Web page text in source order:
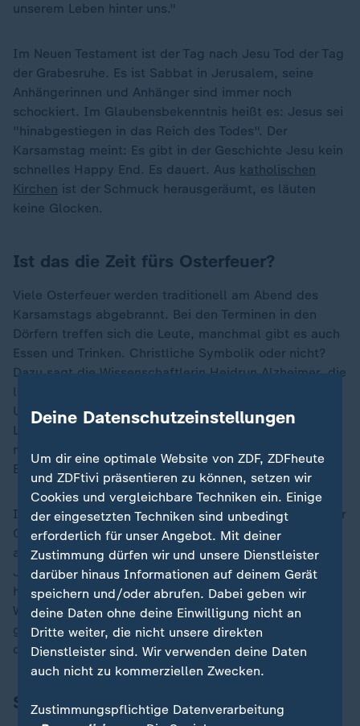
unserem Leben hinter uns."
Im Neuen Testament ist der Tag nach Jesu Tod der Tag
der Grabesruhe. Es ist Sabbat in Jerusalem, seine
Anhängerinnen und Anhänger sind immer noch
schockiert. Im Glaubensbekenntnis heißt es: Jesus sei
"hinabgestiegen in das Reich des Todes". Der
Karsamstag meint: Es gibt in der Geschichte Jesu kein
schnelles Happy End. Es dauert. Aus katholischen
Kirchen ist der Schmuck herausgeräumt, es läuten
keine Glocken.
Ist das die Zeit fürs Osterfeuer?
Viele Osterfeuer werden traditionell am Abend des
Karsamstags abgebrannt. Bei den Terminen in den
Dörfern treffen sich die Leute, manchmal gibt es auch
Essen und Trinken. Christliche Symbolik oder nicht?
Dazu sagt die Wissenschaftlerin Heidrun Alzheimer, die
lange den Lehrstuhl für Europäische Ethnologie an der
Uni Bamberg innehatte: "Licht, Kerzen, Fackeln,
Laternen, Feuerwerk und Feuer spielen als Elemente
mit archaischem Reiz bis heute in zahlreichen
Bräuchen eine zentrale Rolle."
In vielen katholischen Gemeinden werde zu Beginn der
Osternachtfeier vor der Kirche das Osterfeuer
angezündet. "Vermutlich haben Missionare im achten
Jahrhundert mit dem gesegneten Osterfeuer die
heidnischen Frühlingsfeuer zu Ehren Wotans ersetzt.
Wenngleich das Osterfeuer also vermutlich aus einem
germanischen Kult abgeleitet wurde, ist es heute ein
durch und durch christliches Symbol", sagt Alzheimer.
Sind am Karsamstag die Läden offen?
Deine Datenschutzeinstellungen
Um dir eine optimale Website von ZDF, ZDFheute
und ZDFtivi präsentieren zu können, setzen wir
Cookies und vergleichbare Techniken ein. Einige
der eingesetzten Techniken sind unbedingt
erforderlich für unser Angebot. Mit deiner
Zustimmung dürfen wir und unsere Dienstleister
darüber hinaus Informationen auf deinem Gerät
speichern und/oder abrufen. Dabei geben wir
deine Daten ohne deine Einwilligung nicht an
Dritte weiter, die nicht unsere direkten
Dienstleister sind. Wir verwenden deine Daten
auch nicht zu kommerziellen Zwecken.
Zustimmungspflichtige Datenverarbeitung